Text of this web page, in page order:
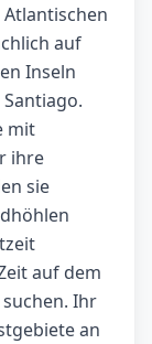
auf
Inseln
mit
ihre
sie
auf dem
Ihr
an